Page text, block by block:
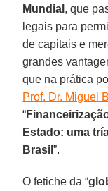
Mundial , que
legais para
de capitais e
grandes
que na prática
Prof. Dr. Miguel
“
Estado: uma
Brasil”.
O fetiche da “